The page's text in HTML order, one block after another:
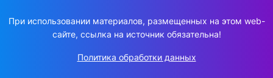
При использовании материалов, размещенных на этом web-
сайте, ссылка на источник обязательна!
Политика обработки данных